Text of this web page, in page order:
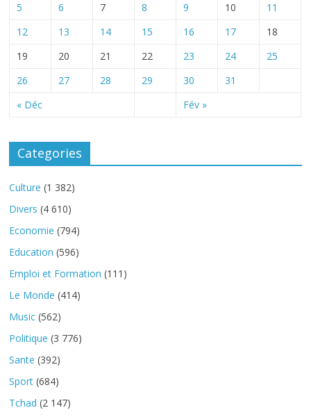
« Déc Fév »
5
6 7 8 9 10
11
12
13 14 15 16 17
18
19
20 21 22 23 24
25
26
27 28 29 30 31
Categories
Culture (1 382)
Divers (4 610)
Economie (794)
Education (596)
Emploi et Formation (111)
Le Monde (414)
Music (562)
Politique (3 776)
Sante (392)
Sport (684)
Tchad (2 147)